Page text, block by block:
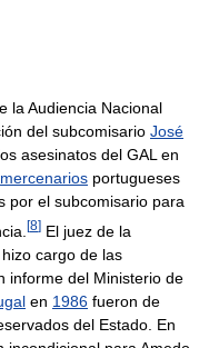
la Audiencia Nacional
del subcomisario José
asesinatos del GAL en
mercenarios portugueses
por el subcomisario para
[8] El juez de la
cargo de las
informe del Ministerio de
en 1986 fueron de
del Estado. En